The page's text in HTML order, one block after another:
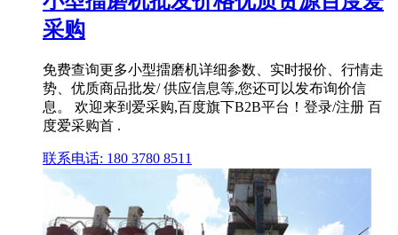
采购
免费查询更多小型擂磨机详细参数、实时报价、行情走
势、优质商品批发/ 供应信息等,您还可以发布询价信
息。 欢迎来到爱采购,百度旗下B2B平台！登录/注册 百
度爱采购首 .
联系电话: 180 3780 8511